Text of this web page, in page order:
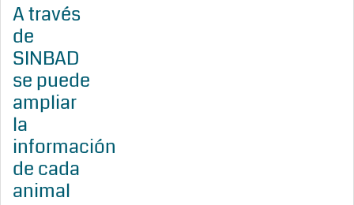
A través
de
SINBAD
se puede
ampliar
la
información
de cada
animal